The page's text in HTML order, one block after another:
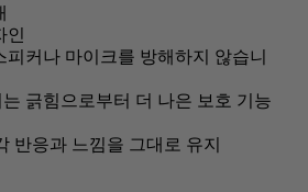
인
피커나 마이크를 방해하지 않습니
긁힘으로부터 더 나은 보호 기능
반응과 느낌을 그대로 유지